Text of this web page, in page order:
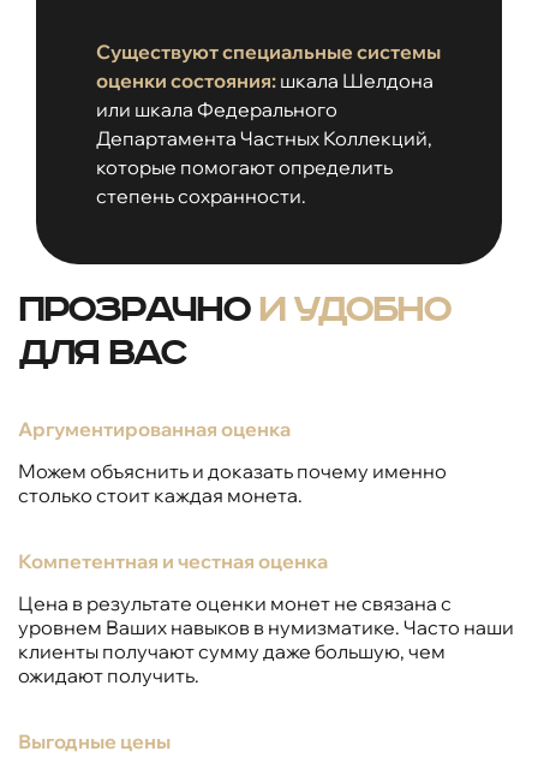
Существуют специальные системы
оценки состояния: шкала Шелдона
или шкала Федерального
Департамента Частных Коллекций,
которые помогают определить
степень сохранности.
Прозрачно и удобно
для вас
Аргументированная оценка
Можем объяснить и доказать почему именно
столько стоит каждая монета.
Компетентная и честная оценка
Цена в результате оценки монет не связана с
уровнем Ваших навыков в нумизматике. Часто наши
клиенты получают сумму даже большую, чем
ожидают получить.
Выгодные цены